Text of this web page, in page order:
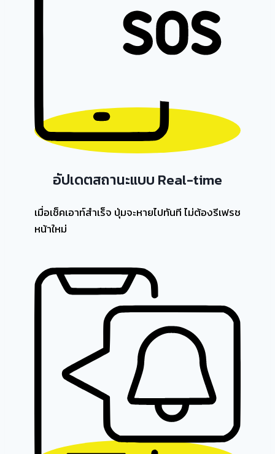
อัปเดตสถานะแบบ Real-time
เมื่อเช็คเอาท์สำเร็จ ปุ่มจะหายไปทันที ไม่ต้องรีเฟรช
หน้าใหม่